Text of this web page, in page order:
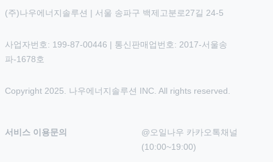
(주)나우에너지솔루션 | 서울 송파구 백제고분로27길 24-5
사업자번호: 199-87-00446 | 통신판매업번호: 2017-서울송
파-1678호
Copyright 2025. 나우에너지솔루션 INC. All rights reserved.
서비스 이용문의
@오일나우 카카오톡채널
(10:00~19:00)